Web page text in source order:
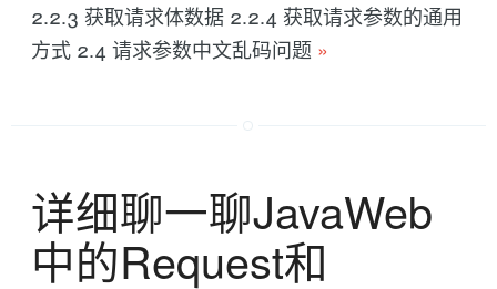
2.2.3 获取请求体数据 2.2.4 获取请求参数的通用
方式 2.4 请求参数中文乱码问题 »
详细聊一聊JavaWeb
中的Request和